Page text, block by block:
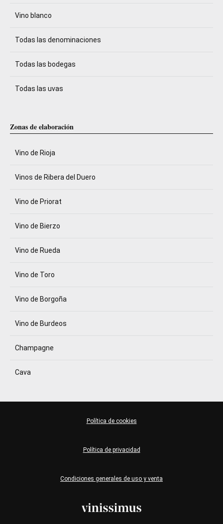
Vino blanco
Todas las denominaciones
Todas las bodegas
Todas las uvas
Zonas de elaboración
Vino de Rioja
Vinos de Ribera del Duero
Vino de Priorat
Vino de Bierzo
Vino de Rueda
Vino de Toro
Vino de Borgoña
Vino de Burdeos
Champagne
Cava
Condiciones generales de uso y venta
Política de privacidad
Política de cookies